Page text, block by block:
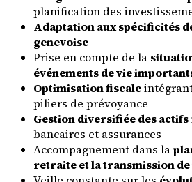
planification des
Adaptation aux spécificités
genevoise
Prise en compte de la
événements de vie
Optimisation fiscale
piliers de prévoyance
Gestion diversifiée des actifs
bancaires et assurances
Accompagnement dans la
retraite et la transmission